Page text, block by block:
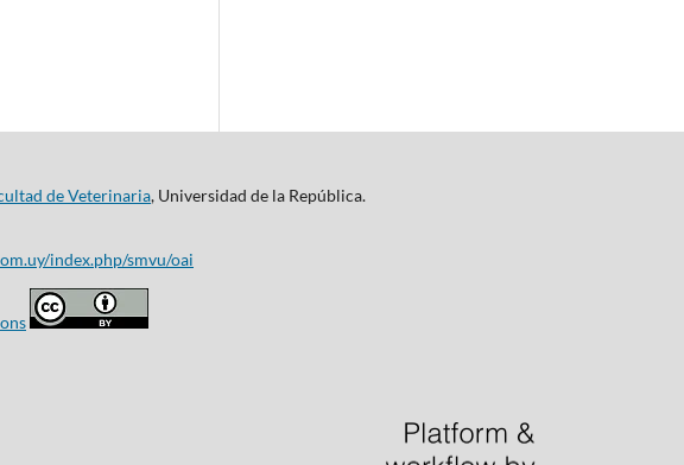
de Veterinaria, Universidad de la República.
index.php/smvu/oai